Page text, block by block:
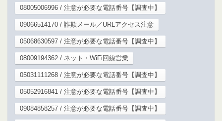
08005006996 / 注意が必要な電話番号【調査中】
09066514170 / 詐欺メール／URLアクセス注意
05068630597 / 注意が必要な電話番号【調査中】
08009194362 / ネット・WiFi回線営業
05031111268 / 注意が必要な電話番号【調査中】
05052916841 / 注意が必要な電話番号【調査中】
09084858257 / 注意が必要な電話番号【調査中】